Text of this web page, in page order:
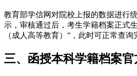
教育部学信网对院校上报的数据进行
示，审核通过后，考生学籍档案正式
（成人高等教育）”，此时可正常查询
三、函授本科学籍档案